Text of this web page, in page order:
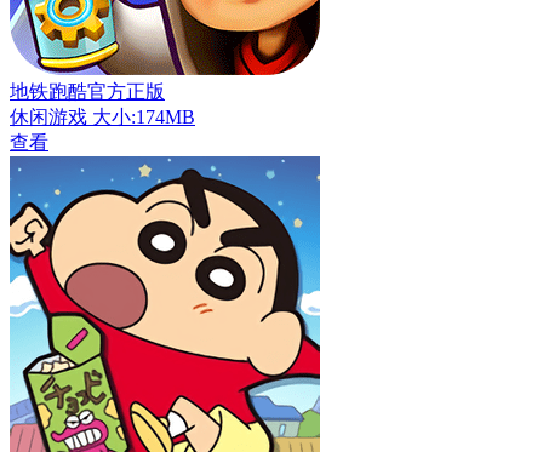
地铁跑酷官方正版
休闲游戏 大小:174MB
查看